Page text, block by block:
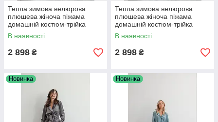
Тепла зимова велюрова
плюшева жіноча піжама
домашній костюм-трійка
пудровий
В наявності
2 898 ₴
Тепла зимова велюрова
плюшева жіноча піжама
домашній костюм-трійка
синій
В наявності
2 898 ₴
Новинка Новинка